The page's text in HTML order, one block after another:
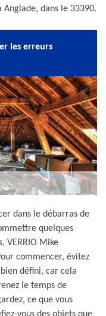
Anglade, dans le 33390.
les erreurs
dans le débarras de
quelques
VERRIO Mike
commencer, évitez
défini, car cela
le temps de
ce que vous